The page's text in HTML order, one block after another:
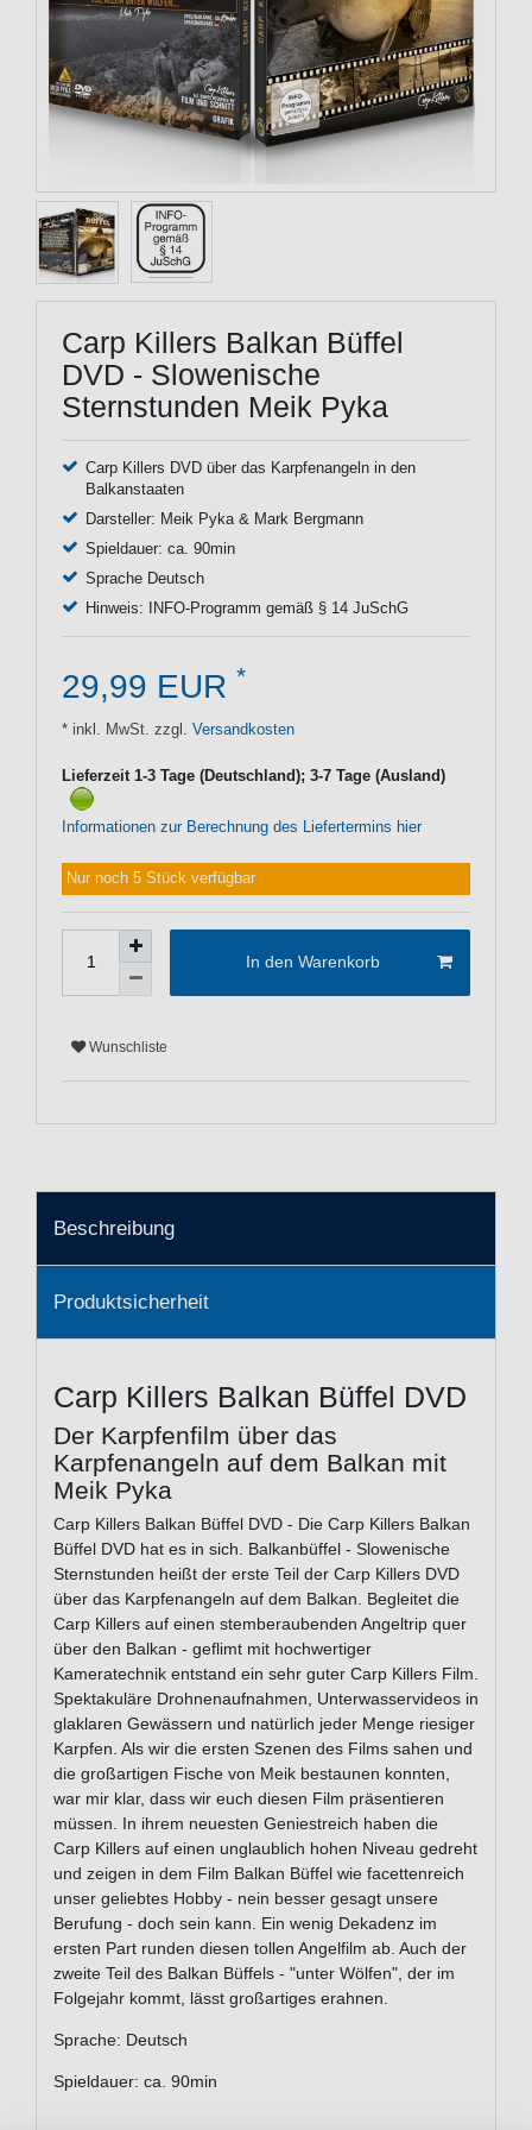
Carp Killers Balkan Büffel
DVD - Slowenische
Sternstunden Meik Pyka
Carp Killers DVD über das Karpfenangeln in den
Balkanstaaten
Darsteller: Meik Pyka & Mark Bergmann
Spieldauer: ca. 90min
Sprache Deutsch
Hinweis: INFO-Programm gemäß § 14 JuSchG
29,99 EUR *
* inkl. MwSt. zzgl. Versandkosten
Lieferzeit 1-3 Tage (Deutschland); 3-7 Tage (Ausland)
Informationen zur Berechnung des Liefertermins hier
Nur noch 5 Stück verfügbar
In den Warenkorb
Wunschliste
Beschreibung
Produktsicherheit
Carp Killers Balkan Büffel DVD
Der Karpfenfilm über das
Karpfenangeln auf dem Balkan mit
Meik Pyka
Carp Killers Balkan Büffel DVD - Die Carp Killers Balkan
Büffel DVD hat es in sich. Balkanbüffel - Slowenische
Sternstunden heißt der erste Teil der Carp Killers DVD
über das Karpfenangeln auf dem Balkan. Begleitet die
Carp Killers auf einen stemberaubenden Angeltrip quer
über den Balkan - geflimt mit hochwertiger
Kameratechnik entstand ein sehr guter Carp Killers Film.
Spektakuläre Drohnenaufnahmen, Unterwasservideos in
glaklaren Gewässern und natürlich jeder Menge riesiger
Karpfen. Als wir die ersten Szenen des Films sahen und
die großartigen Fische von Meik bestaunen konnten,
war mir klar, dass wir euch diesen Film präsentieren
müssen. In ihrem neuesten Geniestreich haben die
Carp Killers auf einen unglaublich hohen Niveau gedreht
und zeigen in dem Film Balkan Büffel wie facettenreich
unser geliebtes Hobby - nein besser gesagt unsere
Berufung - doch sein kann. Ein wenig Dekadenz im
ersten Part runden diesen tollen Angelfilm ab. Auch der
zweite Teil des Balkan Büffels - "unter Wölfen", der im
Folgejahr kommt, lässt großartiges erahnen.
Sprache: Deutsch
Spieldauer: ca. 90min